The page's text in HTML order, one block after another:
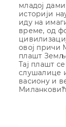
младој дами
историји
иду на
време, од
овој причи
плашт
Тај плашт
слушалице
васиону и